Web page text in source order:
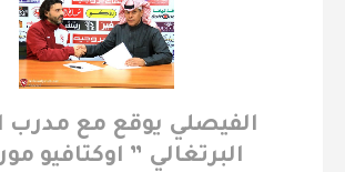
الفيصلي يوقع مع مدرب
البرتغالي ” اوكتافيو